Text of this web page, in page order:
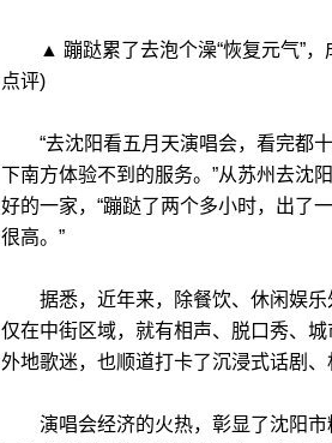
▲ 蹦跶累了去泡个澡“恢复元气”，
点评)
“去沈阳看五月天演唱会，看完都十
下南方体验不到的服务。”从苏州去沈
好的一家，“蹦跶了两个多小时，出了
很高。”
据悉，近年来，除餐饮、休闲娱乐
仅在中街区域，就有相声、脱口秀、
外地歌迷，也顺道打卡了沉浸式话剧
演唱会经济的火热，彰显了沈阳市